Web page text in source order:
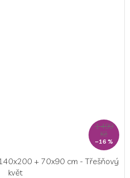
1 499
Kč
–16 %
+ 70x90 cm - Třešňový
květ